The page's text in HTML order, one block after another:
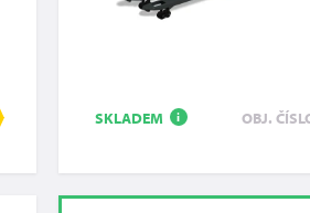
SKLADEM i OBJ.